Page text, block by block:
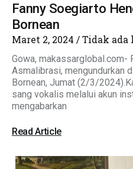
Fanny Soegiarto
Bornean
Maret 2, 2024 Tidak ada
Gowa, makassarglobal.com-
Asmalibrasi, mengundurkan
Bornean, Jumat (2/3/
sang vokalis melalui akun
mengabarkan
Read Article